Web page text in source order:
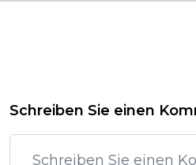
Schreiben Sie einen